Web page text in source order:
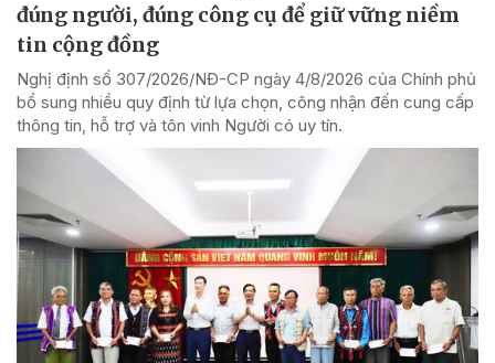
đúng người, đúng công cụ để giữ vững niềm
tin cộng đồng
Nghị định số 307/2026/NĐ-CP ngày 4/8/2026 của Chính phủ
bổ sung nhiều quy định từ lựa chọn, công nhận đến cung cấp
thông tin, hỗ trợ và tôn vinh Người có uy tín.